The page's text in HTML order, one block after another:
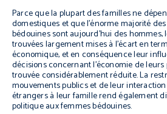
Parce que la plupart des familles ne
domestiques et que l’énorme majorité
bédouines sont aujourd’hui des hommes,
trouvées largement mises à l’écart en
économique, et en conséquence leur
décisions concernant l’économie de leurs
trouvée considérablement réduite. La
mouvements publics et de leur
étrangers à leur famille rend également
politique aux femmes bédouines.